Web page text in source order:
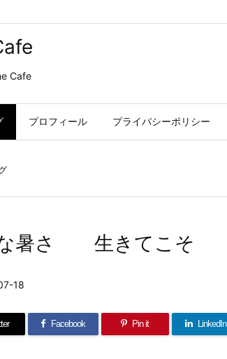
Cafe
プロフィール プライバシーポリシー
暑さ 生きてこそ
18
Facebook Pin it LinkedIn